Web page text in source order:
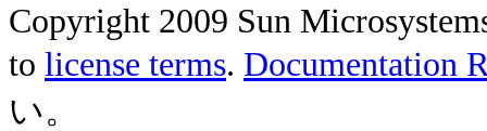
Copyright 2009 Sun
to license terms. Documentation
い。